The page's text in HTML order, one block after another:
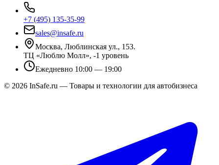
+7 (495) 135-35-99
sales@insafe.ru
Москва, Люблинская ул., 153.
ТЦ «Люблю Молл», -1 уровень
Ежедневно 10:00 — 19:00
© 2026 InSafe.ru — Товары и технологии для автобизнеса